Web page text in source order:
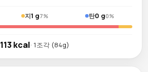
지1 g7% 탄0 g0%
113 kcal· 1조각 (84g)